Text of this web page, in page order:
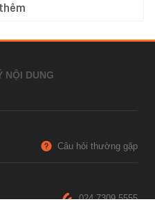
NỘI DUNG
Câu hỏi thường gặp
024 7309 5555